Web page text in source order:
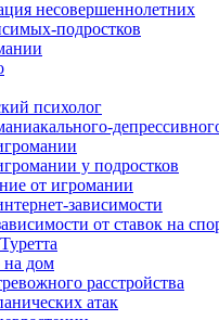
несовершеннолетних
подростков
психолог
у подростков
от игромании
зависимости
от ставок на
на дом
расстройства
атак